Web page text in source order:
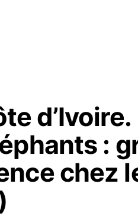
d’Ivoire.
:
chez